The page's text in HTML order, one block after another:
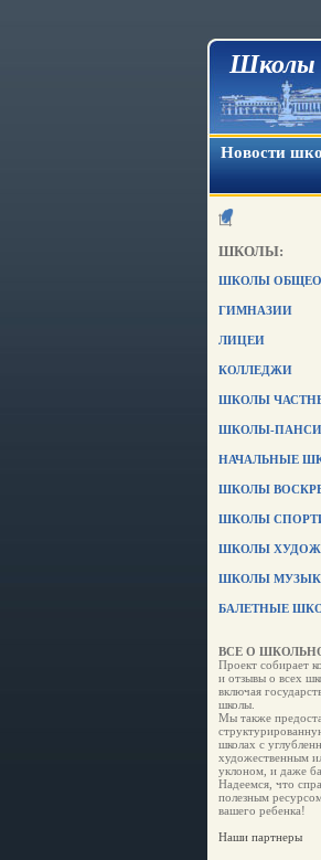
Школы
Новости
ШКОЛЫ:
ШКОЛЫ
ГИМНАЗИИ
ЛИЦЕИ
КОЛЛЕДЖИ
ШКОЛЫ
ШКОЛЫ-
НАЧАЛЬНЫЕ
ШКОЛЫ
ШКОЛЫ
ШКОЛЫ
ШКОЛЫ
БАЛЕТНЫЕ
ВСЕ О
Проект собирает
и отзывы о всех
включая
школы.
Мы также
школах с
художественным
уклоном, и даже
Надеемся, что
полезным
вашего ребенка!
Наши партнеры